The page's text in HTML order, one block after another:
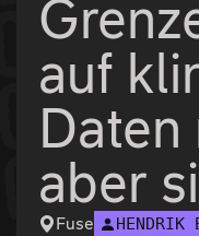
auf
Daten
aber
Fuse HENDRIK